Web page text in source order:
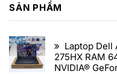
SẢN PHẨM
Laptop Dell
275HX RAM
NVIDIA®